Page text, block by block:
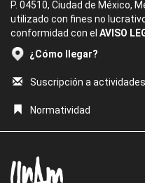
P. 04510, Ciudad de México,
utilizado con fines no
conformidad con el AVISO
¿Cómo llegar?
Suscripción a
Normatividad